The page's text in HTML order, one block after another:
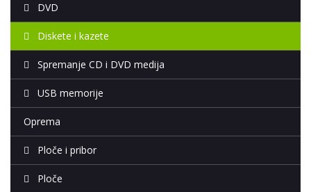
DVD
Diskete i kazete
Spremanje CD i DVD medija
USB memorije
Oprema
Ploče i pribor
Ploče